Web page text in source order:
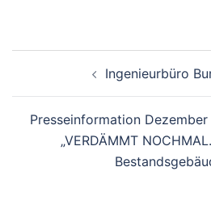
Ingenieurbüro
Presseinformation
„VERDÄMMT